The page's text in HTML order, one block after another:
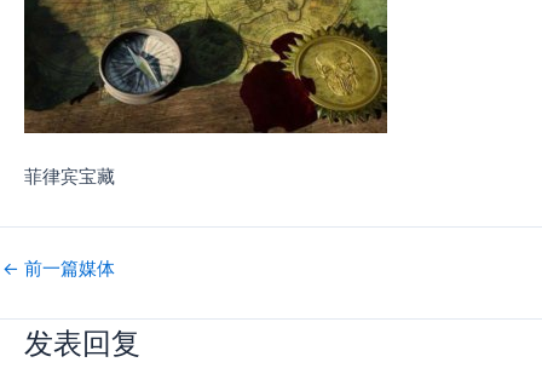
菲律宾宝藏
← 前一篇媒体
发表回复